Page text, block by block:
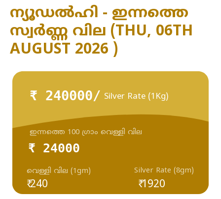
ന്യൂഡൽഹി - ഇന്നത്തെ
സ്വർണ്ണ വില (THU, 06TH
AUGUST 2026 )
₹ 240000/ Silver Rate (1Kg)
₹ 24000
₹ 240
വെള്ളി വില (1gm) Silver Rate (8gm)
ഇന്നത്തെ 100 ഗ്രാം വെള്ളി വില
₹ 1920